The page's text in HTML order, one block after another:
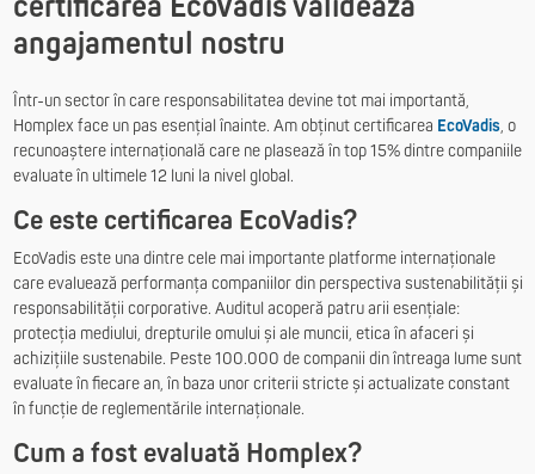
angajamentul nostru
Într-un sector în care responsabilitatea devine tot mai importantă,
Homplex face un pas esențial înainte. Am obținut certificarea EcoVadis, o
recunoaștere internațională care ne plasează în top 15% dintre companiile
evaluate în ultimele 12 luni la nivel global.
Ce este certificarea EcoVadis?
EcoVadis este una dintre cele mai importante platforme internaționale
care evaluează performanța companiilor din perspectiva sustenabilității și
responsabilității corporative. Auditul acoperă patru arii esențiale:
protecția mediului, drepturile omului și ale muncii, etica în afaceri și
achizițiile sustenabile. Peste 100.000 de companii din întreaga lume sunt
evaluate în fiecare an, în baza unor criterii stricte și actualizate constant
în funcție de reglementările internaționale.
Cum a fost evaluată Homplex?